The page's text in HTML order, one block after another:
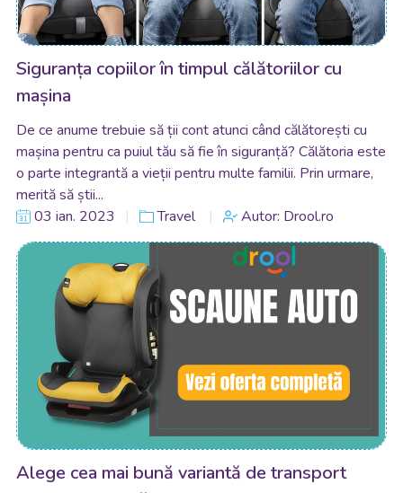
Siguranța copiilor în timpul călătoriilor cu
mașina
De ce anume trebuie să ții cont atunci când călătorești cu
mașina pentru ca puiul tău să fie în siguranță? Călătoria este
o parte integrantă a vieții pentru multe familii. Prin urmare,
merită să știi...
03 ian. 2023
Travel Autor: Drool.ro
Alege cea mai bună variantă de transport